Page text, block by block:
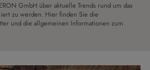
GmbH über aktuelle Trends rund um das
zu werden. Hier finden Sie die
und die allgemeinen Informationen zum